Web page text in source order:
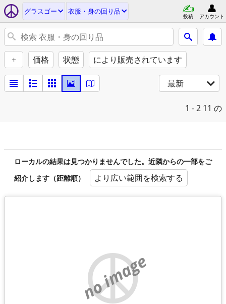
グラスゴー 衣服・身の回り品
投稿 アカウント
+ 価格 状態 により販売されています
最新
1 - 2 11 の
ローカルの結果は見つかりませんでした。近隣からの一部をご
紹介します（距離順）
より広い範囲を検索する
no image